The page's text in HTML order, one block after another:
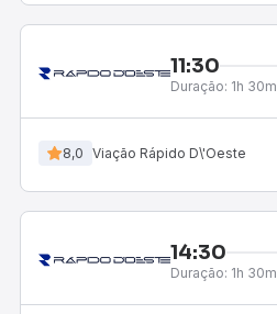
11:30
Duração: 1h 30m
8,0 Viação Rápido D\'Oeste
14:30
Duração: 1h 30m